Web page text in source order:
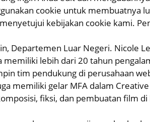
cookie untuk membuatnya
kebijakan cookie kami.
Departemen Luar Negeri. Nicole
memiliki lebih dari 20 tahun
tim pendukung di perusahaan
memiliki gelar MFA dalam
fiksi, dan pembuatan film